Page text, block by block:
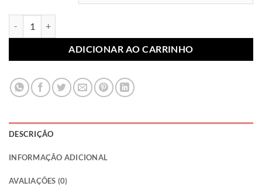
ADICIONAR AO CARRINHO
DESCRIÇÃO
INFORMAÇÃO ADICIONAL
AVALIAÇÕES (0)